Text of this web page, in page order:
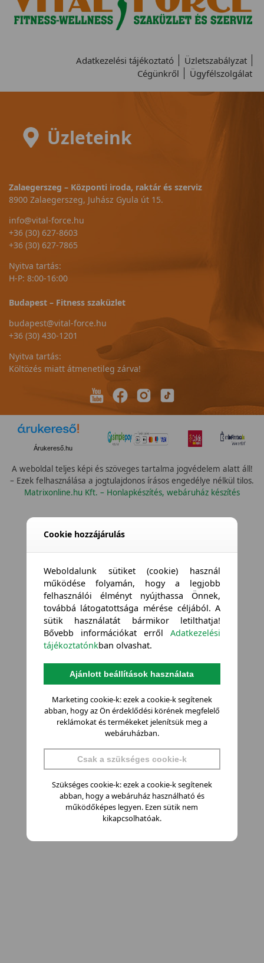
Adatkezelési tájékoztató
Üzletszabályzat
Cégünkről
Ügyfélszolgálat
Üzleteink
Zalaegerszeg – Központi iroda, raktár és szerviz
8900 Zalaegerszeg, Juhász Gyula út 15.
info@vital-force.hu
+36 (30) 627-8603
+36 (30) 627-7865
Nyitva tartás:
H-P: 8:00-16:00
Budapest – Fitness szaküzlet
budapest@vital-force.hu
+36 (30) 430-1201
Nyitva tartás:
Költözés miatt átmenetileg zárva!
Árukereső.hu
A weboldal teljes képi és szöveges tartalma jogvédelem alatt áll!
– Ezek felhasználása a jogtulajdonos írásos engedélye nélkül tilos.
Matrixonline.hu Kft. – Honlapkészítés, webáruház készítés
Cookie hozzájárulás
Weboldalunk sütiket (cookie) használ
működése folyamán, hogy a legjobb
felhasználói élményt nyújthassa Önnek,
továbbá látogatottsága mérése céljából. A
sütik használatát bármikor letilthatja!
Bővebb információkat errőlAdatkezelési
tájékoztatónkban olvashat.
Ajánlott beállítások használata
Marketing cookie-k: ezek a cookie-k segítenek
abban, hogy az Ön érdeklődési körének megfelelő
reklámokat és termékeket jelenítsük meg a
webáruházban.
Csak a szükséges cookie-k
Szükséges cookie-k: ezek a cookie-k segítenek
abban, hogy a webáruház használható és
működőképes legyen. Ezen sütik nem
kikapcsolhatóak.